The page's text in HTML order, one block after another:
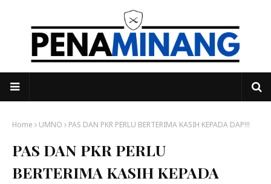
Home UMNO PAS DAN PKR PERLU BERTERIMA KASIH KEPADA DAP!!!
PAS DAN PKR PERLU
BERTERIMA KASIH KEPADA